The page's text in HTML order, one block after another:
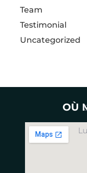
Team
Testimonial
Uncategorized
OÙ